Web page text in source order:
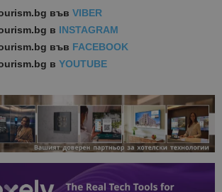
във VIBER
в INSTAGRAM
във FACEBOOK
в YOUTUBE